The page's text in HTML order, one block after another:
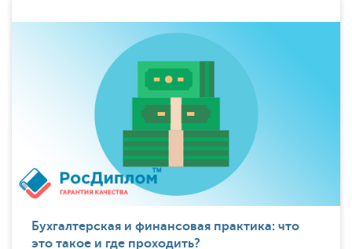
Бухгалтерская и финансовая практика: что
это такое и где проходить?